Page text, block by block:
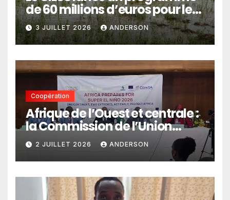
de 60 millions d’euros pour le
pastoralisme
3 JUILLET 2026 ANDERSON
Coopération
Afrique de l’Ouest et centrale :
la Commission de l’Union
africaine veut renforcer
l’intégration des services
climatiques dans les
politiques publiques
2 JUILLET 2026 ANDERSON